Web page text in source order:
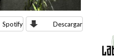
Spotify Descargar